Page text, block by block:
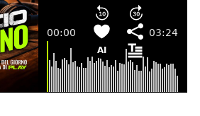
NOSTRE TOP NEWS